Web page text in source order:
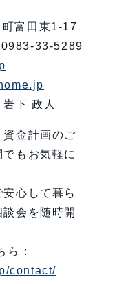
富田東1-17
33-5289
下 政人
金計画のご
もお気軽に
心して暮ら
会を随時開
：
contact/